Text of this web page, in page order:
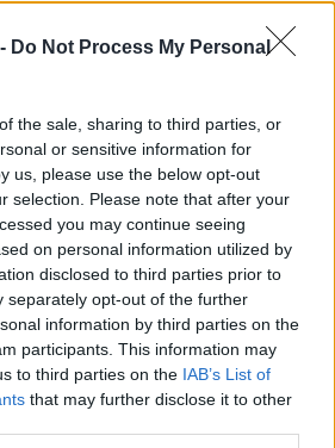
Do Not Process My Personal
the sale, sharing to third parties, or
or sensitive information for
us, please use the below opt-out
selection. Please note that after your
you may continue seeing
on personal information utilized by
disclosed to third parties prior to
separately opt-out of the further
information by third parties on the
participants. This information may
to third parties on the IAB’s List of
that may further disclose it to other
: 06 ΑΥΓΟΥΣΤΟΥ 2026